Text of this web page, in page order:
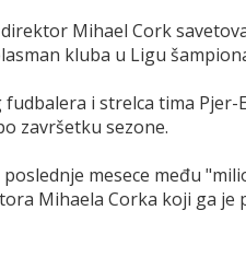
Mihael Cork
kluba u Ligu
i strelca tima Pjer-
završetku sezone.
mesece među
Mihaela Corka koji ga je